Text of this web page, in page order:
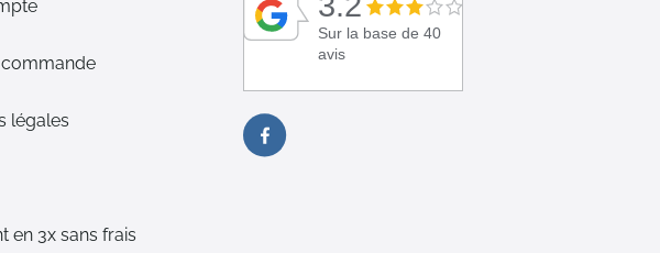
légales
en 3x sans frais
Sur la base de 40
avis